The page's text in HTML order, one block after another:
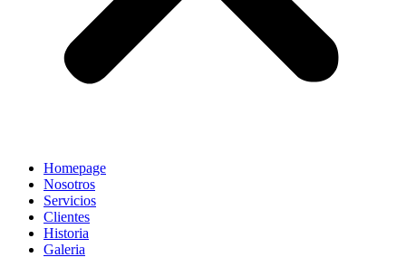
Homepage
Nosotros
Servicios
Clientes
Historia
Galeria